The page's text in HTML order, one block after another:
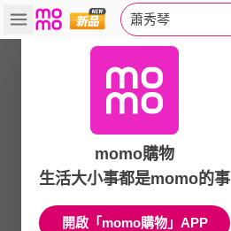
蕭秀琴
momo購物
生活大小事都是momo的事
開啟「momo購物」APP